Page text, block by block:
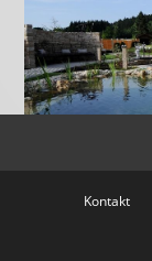
Kontakt